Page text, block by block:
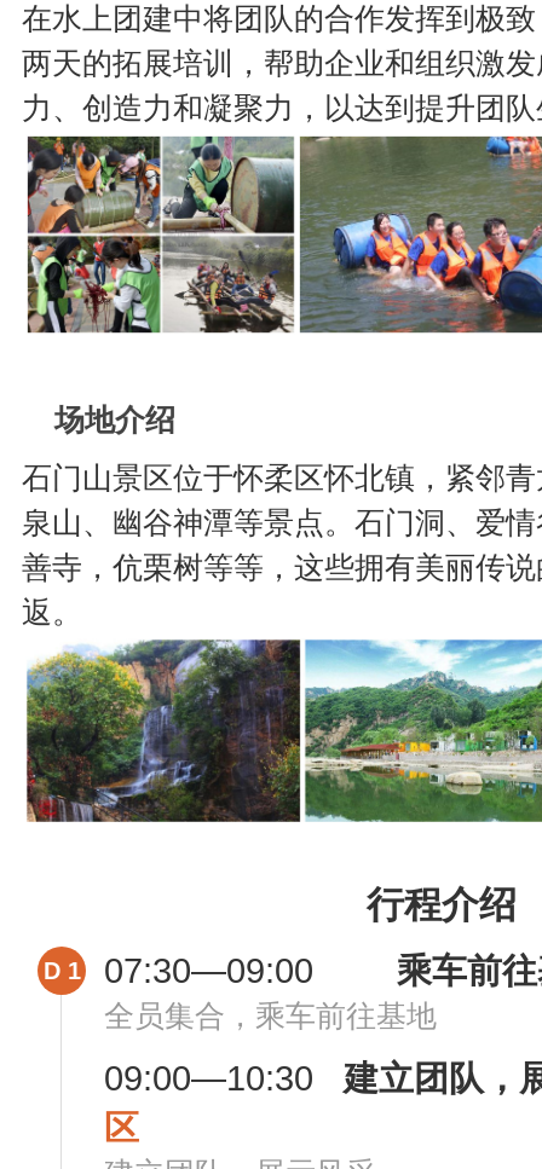
在水上团建中将团队的合作发挥到极
两天的拓展培训，帮助企业和组织激
力、创造力和凝聚力，以达到提升团
场地介绍
石门山景区位于怀柔区怀北镇，紧邻
泉山、幽谷神潭等景点。石门洞、爱
善寺，伉栗树等等，这些拥有美丽传
返。
行程介绍
D 1 07:30—09:00 乘车前
全员集合，乘车前往基地
09:00—10:30
建立团队，
区